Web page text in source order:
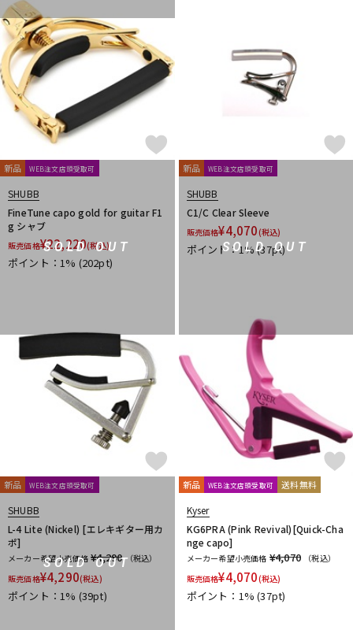
SOLD OUT
新品 WEB注文店頭受取可
SHUBB
FineTune capo gold for guitar F1
g シャブ
販売価格¥22,220(税込)
ポイント：1% (202pt)
SOLD OUT
新品 WEB注文店頭受取可
SHUBB
C1/C Clear Sleeve
販売価格¥4,070(税込)
ポイント：1%(37pt)
SOLD OUT
新品 WEB注文店頭受取可
SHUBB
L-4 Lite (Nickel) [エレキギター用カ
ポ]
メーカー希望小売価格 ¥4,290 （税込）
販売価格¥4,290(税込)
ポイント：1% (39pt)
新品 WEB注文店頭受取可 送料無料
Kyser
KG6PRA (Pink Revival)[Quick-Cha
nge capo]
メーカー希望小売価格 ¥4,070
（税込）
販売価格¥4,070(税込)
ポイント：1%(37pt)